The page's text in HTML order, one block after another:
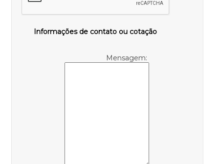
Informações de contato ou cotação
Mensagem: